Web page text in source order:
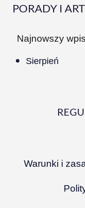
PORADY I
Najnowszy wpis
Sierpień
Warunki i